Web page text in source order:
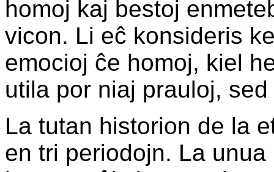
homoj kaj bestoj
vicon. Li eĉ konsideris
emocioj ĉe homoj, kiel
utila por niaj prauloj,
La tutan historion de la
en tri periodojn. La